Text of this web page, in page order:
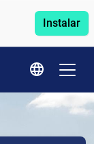
Instalar